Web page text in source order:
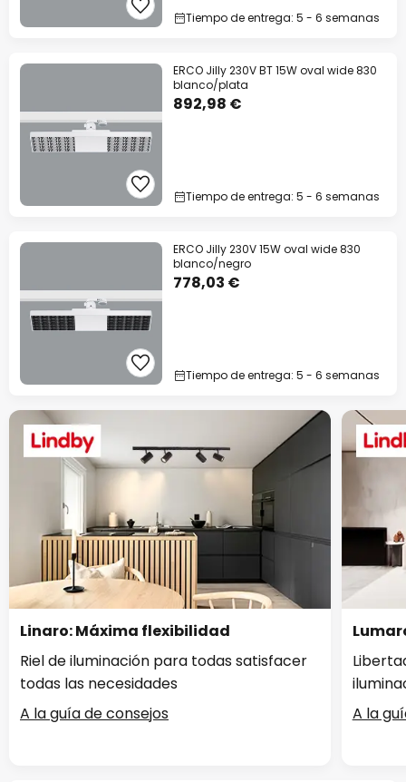
Tiempo de entrega: 5 - 6 semanas
ERCO Jilly 230V BT 15W oval wide 830
blanco/plata
892,98 €
Tiempo de entrega: 5 - 6 semanas
ERCO Jilly 230V 15W oval wide 830
blanco/negro
778,03 €
Tiempo de entrega: 5 - 6 semanas
Linaro: Máxima flexibilidad
Riel de iluminación para todas satisfacer
todas las necesidades
A la guía de consejos
A la